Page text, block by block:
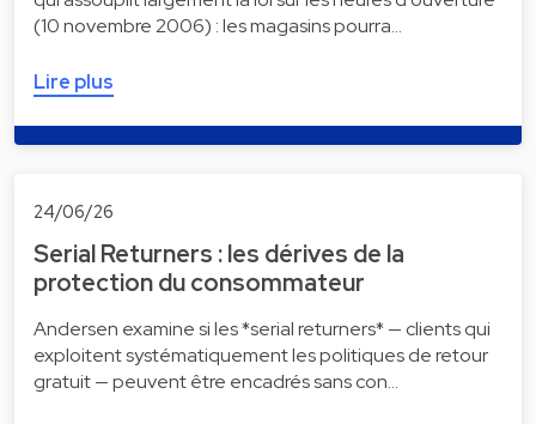
(10 novembre 2006) : les magasins pourra…
Lire plus
24/06/26
Serial Returners : les dérives de la
protection du consommateur
Andersen examine si les *serial returners* — clients qui
exploitent systématiquement les politiques de retour
gratuit — peuvent être encadrés sans con…